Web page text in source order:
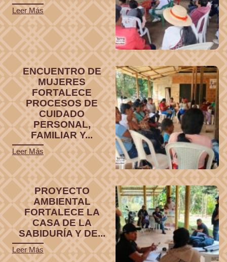
Leer Más
ENCUENTRO DE
MUJERES
FORTALECE
PROCESOS DE
CUIDADO
PERSONAL,
FAMILIAR Y...
Leer Más
PROYECTO
AMBIENTAL
FORTALECE LA
CASA DE LA
SABIDURÍA Y DE...
Leer Más